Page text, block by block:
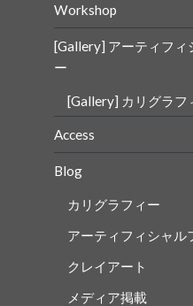
Workshop
[Gallery] アーティフィ
ー
[Gallery] カリグラフ
Access
Blog
カリグラフィー
アーティフィシャル
クレイアート
メディア掲載